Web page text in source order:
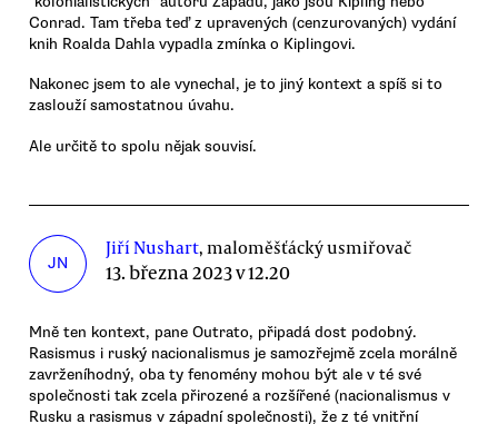
Conrad. Tam třeba teď z upravených (cenzurovaných) vydání
knih Roalda Dahla vypadla zmínka o Kiplingovi.
Nakonec jsem to ale vynechal, je to jiný kontext a spíš si to
zaslouží samostatnou úvahu.
Ale určitě to spolu nějak souvisí.
JN
Jiří Nushart, maloměšťácký usmiřovač
13. března 2023 v 12.20
Mně ten kontext, pane Outrato, připadá dost podobný.
Rasismus i ruský nacionalismus je samozřejmě zcela morálně
zavrženíhodný, oba ty fenomény mohou být ale v té své
společnosti tak zcela přirozené a rozšířené (nacionalismus v
Rusku a rasismus v západní společnosti), že z té vnitřní